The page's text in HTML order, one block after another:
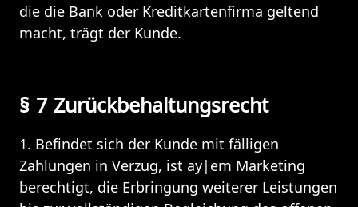
die die Bank oder Kreditkartenfirma geltend
macht, trägt der Kunde.
§ 7 Zurückbehaltungsrecht
1. Befindet sich der Kunde mit fälligen
Zahlungen in Verzug, ist ay|em Marketing
berechtigt, die Erbringung weiterer Leistungen